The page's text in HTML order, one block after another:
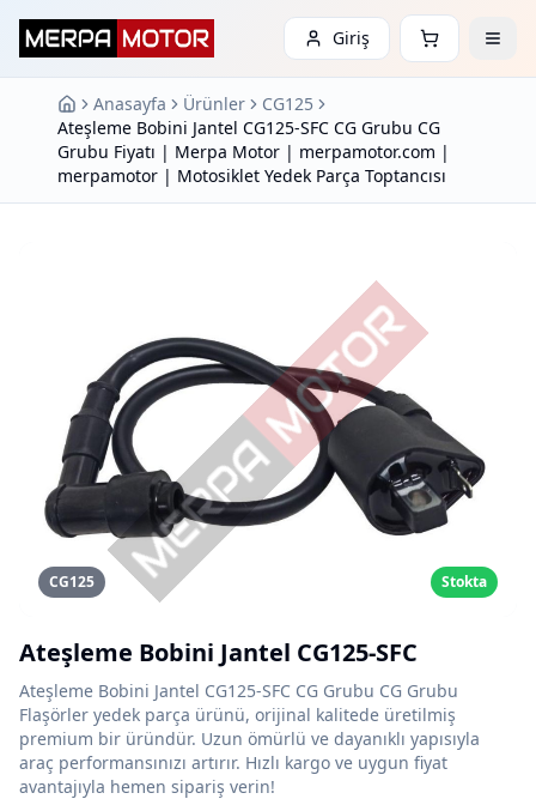
Giriş
Anasayfa Ürünler
CG125
Ateşleme Bobini Jantel CG125-SFC CG Grubu CG
Grubu Fiyatı | Merpa Motor | merpamotor.com |
merpamotor | Motosiklet Yedek Parça Toptancısı
CG125 Stokta
Ateşleme Bobini Jantel CG125-SFC
Ateşleme Bobini Jantel CG125-SFC CG Grubu CG Grubu
Flaşörler yedek parça ürünü, orijinal kalitede üretilmiş
premium bir üründür. Uzun ömürlü ve dayanıklı yapısıyla
araç performansınızı artırır. Hızlı kargo ve uygun fiyat
avantajıyla hemen sipariş verin!